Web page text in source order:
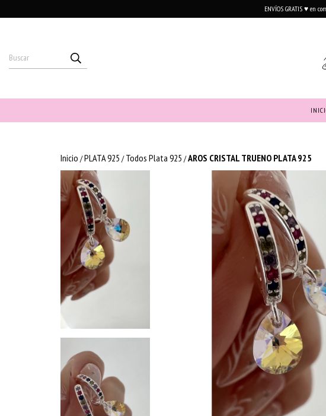
ENVÍOS GRATIS ♥ en
Inicio /PLATA 925 / Todos Plata 925 /AROS CRISTAL TRUENO PLATA 925